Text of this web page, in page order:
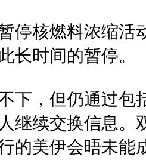
停核燃料浓缩活
长时间的暂停。
下，但仍通过包
继续交换信息。
的美伊会晤未能